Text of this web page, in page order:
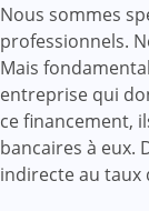
Nous sommes
professionnels.
Mais
entreprise qui
ce financement,
bancaires à eux.
indirecte au taux